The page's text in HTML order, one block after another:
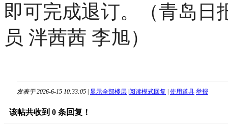
即可完成退订。（青岛日
员 泮茜茜 李旭）
发表于 2026-6-15 10:33:05 | 显示全部楼层 |阅读模式回复 | 使用道具 举报
该帖共收到 0 条回复！